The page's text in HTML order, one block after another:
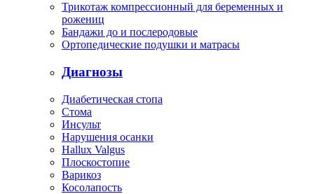
Трикотаж компрессионный для беременных и
рожениц
Бандажи до и послеродовые
Ортопедические подушки и матрасы
Диагнозы
Диабетическая стопа
Стома
Инсульт
Нарушения осанки
Hallux Valgus
Плоскостопие
Варикоз
Косолапость